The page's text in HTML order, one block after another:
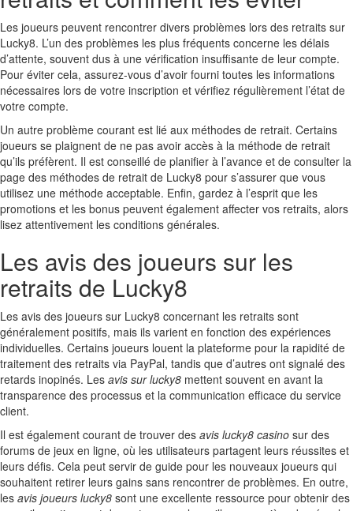
Les joueurs peuvent rencontrer divers problèmes lors des retraits sur
Lucky8. L’un des problèmes les plus fréquents concerne les délais
d’attente, souvent dus à une vérification insuffisante de leur compte.
Pour éviter cela, assurez-vous d’avoir fourni toutes les informations
nécessaires lors de votre inscription et vérifiez régulièrement l’état de
votre compte.
Un autre problème courant est lié aux méthodes de retrait. Certains
joueurs se plaignent de ne pas avoir accès à la méthode de retrait
qu’ils préfèrent. Il est conseillé de planifier à l’avance et de consulter la
page des méthodes de retrait de Lucky8 pour s’assurer que vous
utilisez une méthode acceptable. Enfin, gardez à l’esprit que les
promotions et les bonus peuvent également affecter vos retraits, alors
lisez attentivement les conditions générales.
Les avis des joueurs sur les
retraits de Lucky8
Les avis des joueurs sur Lucky8 concernant les retraits sont
généralement positifs, mais ils varient en fonction des expériences
individuelles. Certains joueurs louent la plateforme pour la rapidité de
traitement des retraits via PayPal, tandis que d’autres ont signalé des
retards inopinés. Les avis sur lucky8 mettent souvent en avant la
transparence des processus et la communication efficace du service
client.
Il est également courant de trouver des avis lucky8 casino sur des
forums de jeux en ligne, où les utilisateurs partagent leurs réussites et
leurs défis. Cela peut servir de guide pour les nouveaux joueurs qui
souhaitent retirer leurs gains sans rencontrer de problèmes. En outre,
les avis joueurs lucky8 sont une excellente ressource pour obtenir des